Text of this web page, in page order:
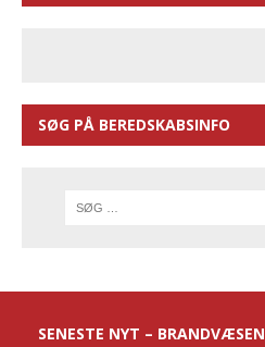
SØG PÅ BEREDSKABSINFO
SENESTE NYT – BRANDVÆSEN